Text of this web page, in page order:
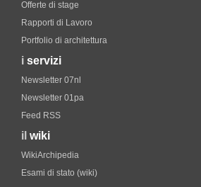
Offerte di stage
Rapporti di Lavoro
Portfolio di architettura
i servizi
Newsletter 07nl
Newsletter 01pa
Feed RSS
il wiki
WikiArchipedia
Esami di stato (wiki)